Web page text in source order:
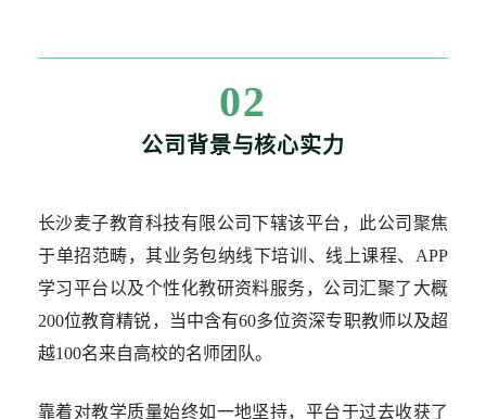
02
公司背景与核心实力
长沙麦子教育科技有限公司下辖该平台，此公司聚焦
于单招范畴，其业务包纳线下培训、线上课程、APP
学习平台以及个性化教研资料服务，公司汇聚了大概
200位教育精锐，当中含有60多位资深专职教师以及超
越100名来自高校的名师团队。
靠着对教学质量始终如一地坚持，平台于过去收获了